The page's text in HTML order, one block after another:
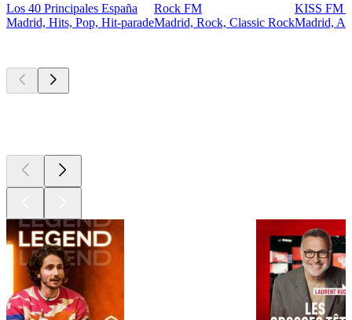
Los 40 Principales España
Madrid, Hits, Pop, Hit-parade
Rock FM
Madrid, Rock, Classic Rock
KISS FM
Madrid,